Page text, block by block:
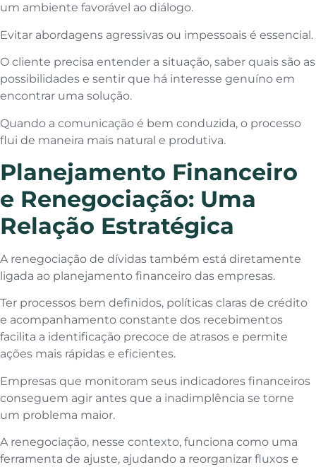
um ambiente favorável ao diálogo.
Evitar abordagens agressivas ou impessoais é essencial.
O cliente precisa entender a situação, saber quais são as
possibilidades e sentir que há interesse genuíno em
encontrar uma solução.
Quando a comunicação é bem conduzida, o processo
flui de maneira mais natural e produtiva.
Planejamento Financeiro
e Renegociação: Uma
Relação Estratégica
A renegociação de dívidas também está diretamente
ligada ao planejamento financeiro das empresas.
Ter processos bem definidos, políticas claras de crédito
e acompanhamento constante dos recebimentos
facilita a identificação precoce de atrasos e permite
ações mais rápidas e eficientes.
Empresas que monitoram seus indicadores financeiros
conseguem agir antes que a inadimplência se torne
um problema maior.
A renegociação, nesse contexto, funciona como uma
ferramenta de ajuste, ajudando a reorganizar fluxos e